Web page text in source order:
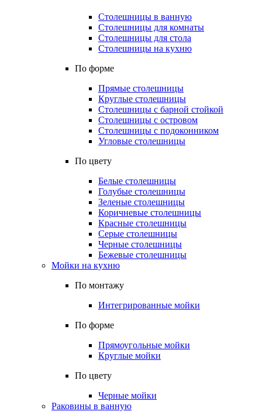
Столешницы в ванную
Столешницы для комнаты
Столешницы для стола
Столешницы на кухню
По форме
Прямые столешницы
Круглые столешницы
Столешницы с барной стойкой
Столешницы с островом
Столешницы с подоконником
Угловые столешницы
По цвету
Белые столешницы
Голубые столешницы
Зеленые столешницы
Коричневые столешницы
Красные столешницы
Серые столешницы
Черные столешницы
Бежевые столешницы
Мойки на кухню
По монтажу
Интегрированные мойки
По форме
Прямоугольные мойки
Круглые мойки
По цвету
Черные мойки
Раковины в ванную